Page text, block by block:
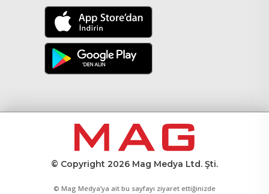
© Copyright 2026 Mag Medya Ltd. Şti.
© Mag Medya’ya ait bu sayfayı ziyaret ettiğinizde